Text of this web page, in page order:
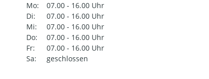
Mo:
07.00 - 16.00 Uhr
Di:
07.00 - 16.00 Uhr
Mi:
07.00 - 16.00 Uhr
Do:
07.00 - 16.00 Uhr
Fr:
07.00 - 16.00 Uhr
Sa:
geschlossen